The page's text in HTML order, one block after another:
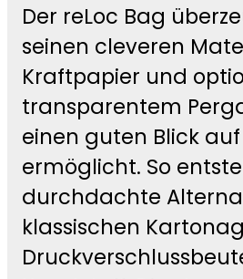
Der reLoc Bag
seinen cleveren
Kraftpapier und
transparentem
einen guten Blick
ermöglicht. So
durchdachte
klassischen